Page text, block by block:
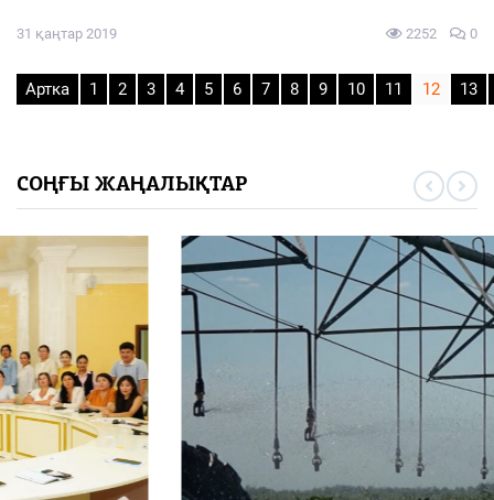
31 қаңтар 2019 2252 0
Артка 1 2 3 4 5 6 7 8 9 10 11 12 13
СОҢҒЫ ЖАҢАЛЫҚТАР